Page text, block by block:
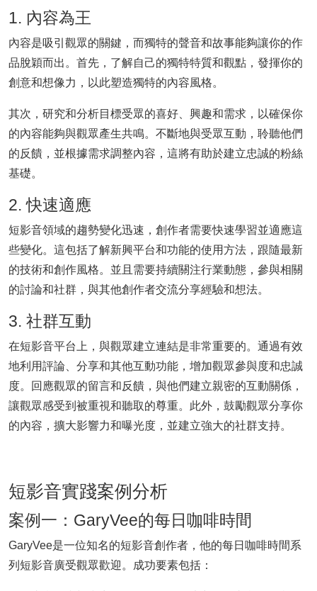
1. 內容為王
內容是吸引觀眾的關鍵，而獨特的聲音和故事能夠讓你的作
品脫穎而出。首先，了解自己的獨特特質和觀點，發揮你的
創意和想像力，以此塑造獨特的內容風格。
其次，研究和分析目標受眾的喜好、興趣和需求，以確保你
的內容能夠與觀眾產生共鳴。不斷地與受眾互動，聆聽他們
的反饋，並根據需求調整內容，這將有助於建立忠誠的粉絲
基礎。
2. 快速適應
短影音領域的趨勢變化迅速，創作者需要快速學習並適應這
些變化。這包括了解新興平台和功能的使用方法，跟隨最新
的技術和創作風格。並且需要持續關注行業動態，參與相關
的討論和社群，與其他創作者交流分享經驗和想法。
3. 社群互動
在短影音平台上，與觀眾建立連結是非常重要的。通過有效
地利用評論、分享和其他互動功能，增加觀眾參與度和忠誠
度。回應觀眾的留言和反饋，與他們建立親密的互動關係，
讓觀眾感受到被重視和聽取的尊重。此外，鼓勵觀眾分享你
的內容，擴大影響力和曝光度，並建立強大的社群支持。
短影音實踐案例分析
案例一：GaryVee的每日咖啡時間
GaryVee是一位知名的短影音創作者，他的每日咖啡時間系
列短影音廣受觀眾歡迎。成功要素包括：